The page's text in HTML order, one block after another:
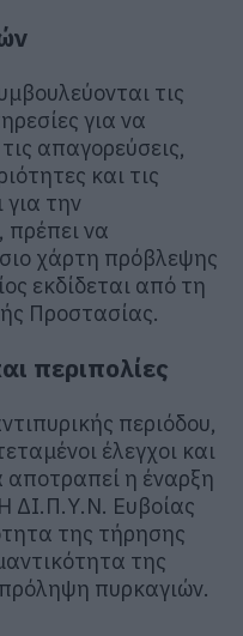
τις
για να
απαγορεύσεις,
και τις
για την
να
χάρτη πρόβλεψης
εκδίδεται από τη
Προστασίας.
περιπολίες
περιόδου,
έλεγχοι και
αποτραπεί η έναρξη
ΔΙ.Π.Υ.Ν. Ευβοίας
της τήρησης
της
πυρκαγιών.